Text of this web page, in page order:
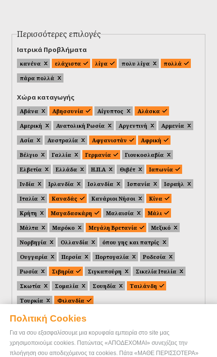
Πολιτική Cookies
Για να σου εξασφαλίσουμε μια κορυφαία εμπειρία στο site μας
χρησιμοποιούμε cookies. Πατώντας «ΑΠΟΔΕΧΟΜΑΙ» συνεχίζεις την
πλοήγηση σου αποδεχόμενος τα cookies. Πάτα «ΜΑΘΕ ΠΕΡΙΣΣΟΤΕΡΑ»
Περισσότερες επιλογές
Ιατρικά Προβλήματα
κανένα ελάχιστα λίγα πολυ λίγα
πολλά
πάρα πολλά
Χώρα καταγωγής
Αβάνα Αβησσυνία Αίγυπτος
Αλάσκα
Αμερική
Ανατολική Ρωσία Αργεντινή
Αρμενία
Ασία
Αυστραλία Αφγανιστάν
Αφρική
Βέλγιο
Γαλλία Γερμανία
Γιουκοσλαβία
Ελβετία
Ελλάδα Η.Π.Α Θιβέτ
Ιαπωνία
Ινδία
Ιρλανδία Ισλανδία Ισπανία
Ισραήλ
Ιταλία
Καναδάς Κανάριοι Νήσοι
Κίνα
Κρήτη
Μαγαδασκάρη Μαλαισία
Μάλι
Μάλτα
Μαρόκο Μεγάλη Βρετανία
Μεξικό
Νορβηγία
Ολλανδία
όπου γης και πατρίς
Ουγγαρία
Περσία Πορτογαλία
Ροδεσία
Ρωσία
Σιβηρία Σιγκαπούρη
Σικελία Ιταλία
Σκωτία
Σομαλία Σουηδία
Ταιλάνδη
Τουρκία
Φιλανδία